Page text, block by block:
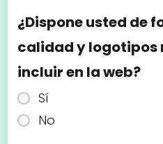
¿Dispone usted de
calidad y logotipos
incluir en la web?
Sí
No